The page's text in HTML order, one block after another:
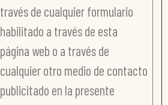
través de cualquier formulario
habilitado a través de esta
página web o a través de
cualquier otro medio de contacto
publicitado en la presente